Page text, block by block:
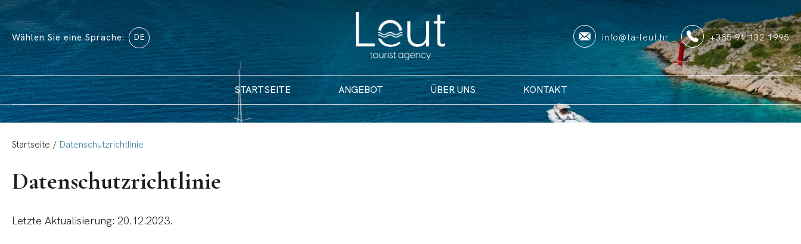
Wählen Sie eine Sprache: DE info@ta-leut.hr +385 91 132 1995
STARTSEITE ANGEBOT ÜBER UNS KONTAKT
Startseite / Datenschutzrichtlinie
Datenschutzrichtlinie
Letzte Aktualisierung: 20.12.2023.